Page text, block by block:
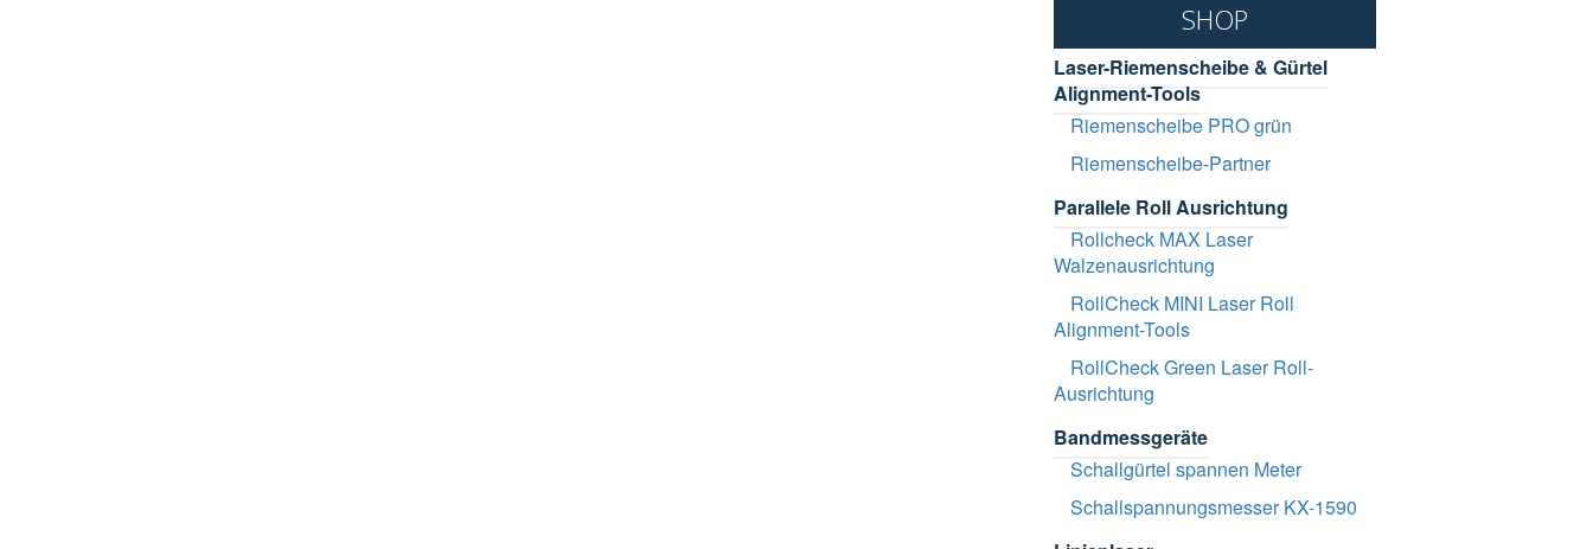
SHOP
Laser-Riemenscheibe & Gürtel
Alignment-Tools
Riemenscheibe PRO grün
Riemenscheibe-Partner
Parallele Roll Ausrichtung
Rollcheck MAX Laser
Walzenausrichtung
RollCheck MINI Laser Roll
Alignment-Tools
RollCheck Green Laser Roll-
Ausrichtung
Bandmessgeräte
Schallgürtel spannen Meter
Schallspannungsmesser KX-1590